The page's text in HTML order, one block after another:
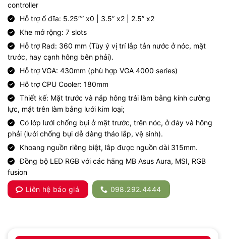
controller
Hỗ trợ ổ đĩa: 5.25″” x0 | 3.5” x2 | 2.5” x2
Khe mở rộng: 7 slots
Hỗ trợ Rad: 360 mm (Tùy ý vị trí lắp tản nước ở nóc, mặt
trước, hay cạnh hông bên phải).
Hỗ trợ VGA: 430mm (phù hợp VGA 4000 series)
Hỗ trợ CPU Cooler: 180mm
Thiết kế: Mặt trước và nắp hông trái làm bằng kính cường
lực, mặt trên làm bằng lưới kim loại;
Có lớp lưới chống bụi ở mặt trước, trên nóc, ở đáy và hông
phải (lưới chống bụi dễ dàng tháo lắp, vệ sinh).
Khoang nguồn riêng biệt, lắp được nguồn dài 315mm.
Đồng bộ LED RGB với các hãng MB Asus Aura, MSI, RGB
fusion
Liên hệ báo giá
098.292.4444